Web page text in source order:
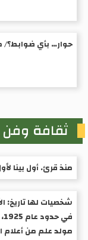
حوار… بأي ضوابط؟/
ثقافة وفن
منذ قرئ. أول بينا
مولد علم من أعلام